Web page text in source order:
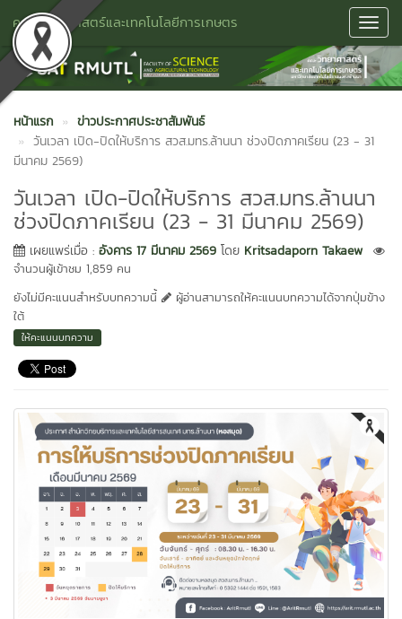
คณะวิทยาศาสตร์และเทคโนโลยีการเกษตร
หน้าแรก
ข่าวประกาศประชาสัมพันธ์
วันเวลา เปิด-ปิดให้บริการ สวส.มทร.ล้านนา ช่วงปิดภาคเรียน (23 - 31
มีนาคม 2569)
วันเวลา เปิด-ปิดให้บริการ สวส.มทร.ล้านนา
ช่วงปิดภาคเรียน (23 - 31 มีนาคม 2569)
เผยแพร่เมื่อ : อังคาร 17 มีนาคม 2569 โดย Kritsadaporn Takaew
จำนวนผู้เข้าชม 1,859 คน
ยังไม่มีคะแนนสำหรับบทความนี้
ผู้อ่านสามารถให้คะแนนบทความได้จากปุ่มข้าง
ใต้
ให้คะแนนบทความ